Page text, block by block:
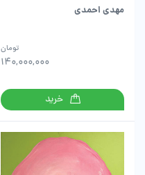
مهدی احمدی
140,000,000
تومان
خرید